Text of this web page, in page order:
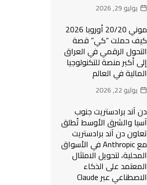
يوليو 29, 2026
موني 20/20 أوروبا 2026
كيف حملت “كي” قصة
التحول الرقمي في العراق
إلى أكبر منصة للتكنولوجيا
المالية في العالم
يوليو 22, 2026
دن آند برادستريت جنوب
آسيا والشرق الأوسط تُطلق
تعاون دن آند برادستريت
مع Anthropic في الأسواق
المحلية، لتحويل الامتثال
المعتمد على الذكاء
الاصطناعي عبر Claude